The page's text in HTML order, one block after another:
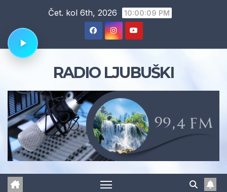
content
Čet. kol 6th, 2026 10:00:10 PM
RADIO LJUBUŠKI